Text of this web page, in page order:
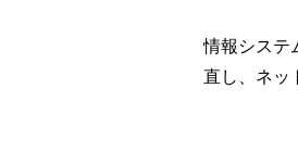
情報システ
直し、ネッ